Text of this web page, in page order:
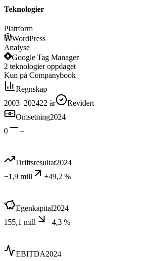
Teknologier
Plattform
WordPress
Analyse
Google Tag Manager
2 teknologier oppdaget
Kun på Companybook
Regnskap
2003–202422 år
Revidert
Omsetning2024
0
–
Driftsresultat2024
−1,9 mill
+49,2 %
Egenkapital2024
155,1 mill
−4,3 %
EBITDA2024